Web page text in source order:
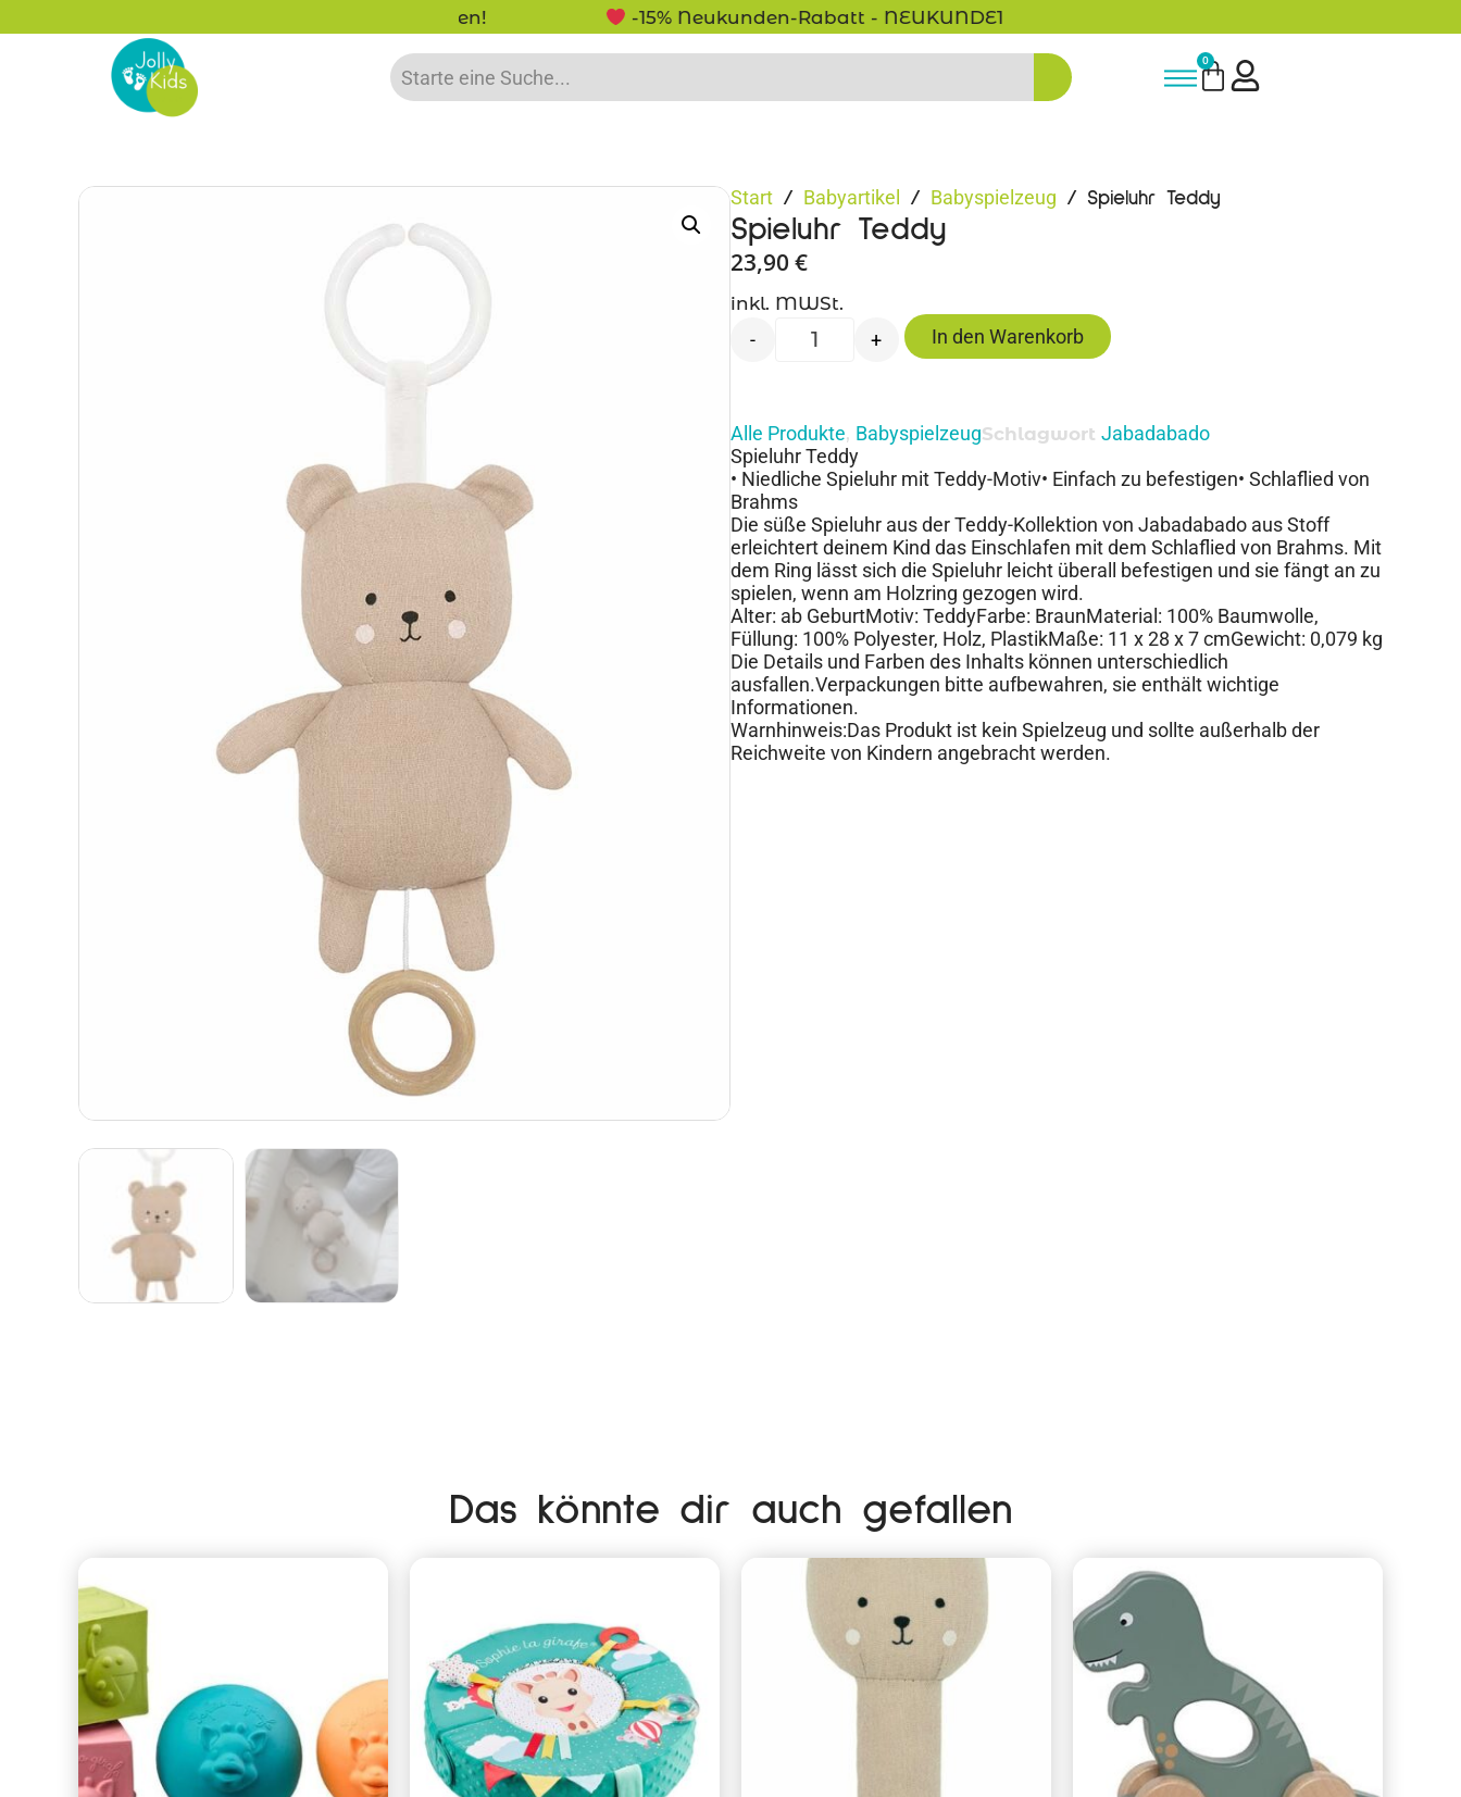
-15% Neukunden-Rabatt - NEUKUNDE15
0
Start / Babyartikel / Babyspielzeug / Spieluhr Teddy
Spieluhr Teddy
23,90 €
inkl. MWSt.
- + In den Warenkorb
Alle Produkte, BabyspielzeugSchlagwort Jabadabado
Spieluhr Teddy
• Niedliche Spieluhr mit Teddy-Motiv• Einfach zu befestigen• Schlaflied von
Brahms
Die süße Spieluhr aus der Teddy-Kollektion von Jabadabado aus Stoff
erleichtert deinem Kind das Einschlafen mit dem Schlaflied von Brahms. Mit
dem Ring lässt sich die Spieluhr leicht überall befestigen und sie fängt an zu
spielen, wenn am Holzring gezogen wird.
Alter: ab GeburtMotiv: TeddyFarbe: BraunMaterial: 100% Baumwolle,
Füllung: 100% Polyester, Holz, PlastikMaße: 11 x 28 x 7 cmGewicht: 0,079 kg
Die Details und Farben des Inhalts können unterschiedlich
ausfallen.Verpackungen bitte aufbewahren, sie enthält wichtige
Informationen.
Warnhinweis:Das Produkt ist kein Spielzeug und sollte außerhalb der
Reichweite von Kindern angebracht werden.
Das könnte dir auch gefallen